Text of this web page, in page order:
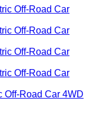
Road Car 4WD